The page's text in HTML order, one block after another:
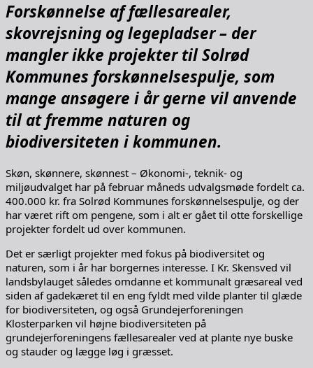
Forskønnelse af fællesarealer,
skovrejsning og legepladser – der
mangler ikke projekter til Solrød
Kommunes forskønnelsespulje, som
mange ansøgere i år gerne vil anvende
til at fremme naturen og
biodiversiteten i kommunen.
Skøn, skønnere, skønnest – Økonomi-, teknik- og
miljøudvalget har på februar måneds udvalgsmøde fordelt ca.
400.000 kr. fra Solrød Kommunes forskønnelsespulje, og der
har været rift om pengene, som i alt er gået til otte forskellige
projekter fordelt ud over kommunen.
Det er særligt projekter med fokus på biodiversitet og
naturen, som i år har borgernes interesse. I Kr. Skensved vil
landsbylauget således omdanne et kommunalt græsareal ved
siden af gadekæret til en eng fyldt med vilde planter til glæde
for biodiversiteten, og også Grundejerforeningen
Klosterparken vil højne biodiversiteten på
grundejerforeningens fællesarealer ved at plante nye buske
og stauder og lægge løg i græsset.